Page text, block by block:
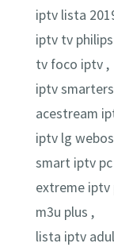
iptv lista
iptv tv
tv foco iptv ,
iptv
acestream
iptv lg
smart iptv
extreme iptv
m3u plus ,
lista iptv